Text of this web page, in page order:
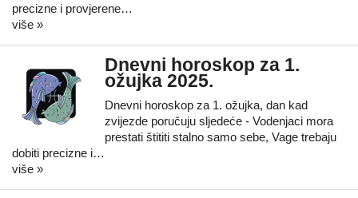
precizne i provjerene…
više »
Dnevni horoskop za 1.
ožujka 2025.
Dnevni horoskop za 1. ožujka, dan kad
zvijezde poručuju sljedeće - Vodenjaci mora
prestati štititi stalno samo sebe, Vage trebaju
dobiti precizne i…
više »